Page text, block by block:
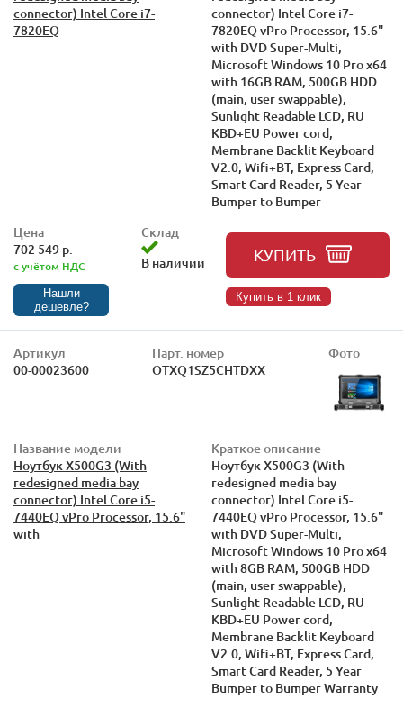
connector) Intel Core i7-
7820EQ
connector) Intel Core i7-
7820EQ vPro Processor, 15.6"
with DVD Super-Multi,
Microsoft Windows 10 Pro x64
with 16GB RAM, 500GB HDD
(main, user swappable),
Sunlight Readable LCD, RU
KBD+EU Power cord,
Membrane Backlit Keyboard
V2.0, Wifi+BT, Express Card,
Smart Card Reader, 5 Year
Bumper to Bumper
Цена
702 549 р.
с учётом НДС
Нашли
дешевле?
Склад
В наличии
КУПИТЬ
Купить в 1 клик
Артикул
00-00023600
Парт. номер
OTXQ1SZ5CHTDXX
Фото
Название модели
Ноутбук X500G3 (With
redesigned media bay
connector) Intel Core i5-
7440EQ vPro Processor, 15.6"
with
Краткое описание
Ноутбук X500G3 (With
redesigned media bay
connector) Intel Core i5-
7440EQ vPro Processor, 15.6"
with DVD Super-Multi,
Microsoft Windows 10 Pro x64
with 8GB RAM, 500GB HDD
(main, user swappable),
Sunlight Readable LCD, RU
KBD+EU Power cord,
Membrane Backlit Keyboard
V2.0, Wifi+BT, Express Card,
Smart Card Reader, 5 Year
Bumper to Bumper Warranty